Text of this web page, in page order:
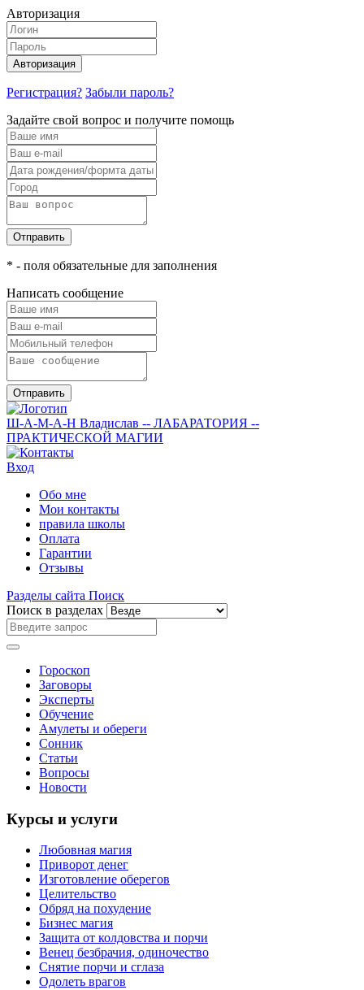
Авторизация
Авторизация
Регистрация? Забыли пароль?
Задайте свой вопрос и получите помощь
Отправить
* - поля обязательные для заполнения
Написать сообщение
Отправить
Ш-А-М-А-Н Владислав -- ЛАБАРАТОРИЯ --
ПРАКТИЧЕСКОЙ МАГИИ
Вход
Обо мне
Мои контакты
правила школы
Оплата
Гарантии
Отзывы
Разделы сайта Поиск
Поиск в разделах
Гороскоп
Заговоры
Эксперты
Обучение
Амулеты и обереги
Сонник
Статьи
Вопросы
Новости
Курсы и услуги
Любовная магия
Приворот денег
Изготовление оберегов
Целительство
Обряд на похудение
Бизнес магия
Защита от колдовства и порчи
Венец безбрачия, одиночество
Снятие порчи и сглаза
Одолеть врагов